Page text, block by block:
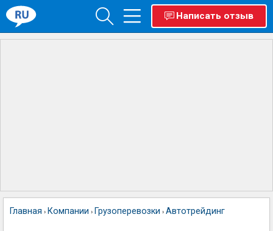
Написать отзыв
Главная › Компании › Грузоперевозки › Автотрейдинг